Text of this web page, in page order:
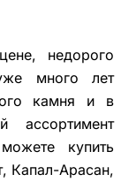
недорого
много лет
камня и в
ассортимент
купить
Капал-Арасан,